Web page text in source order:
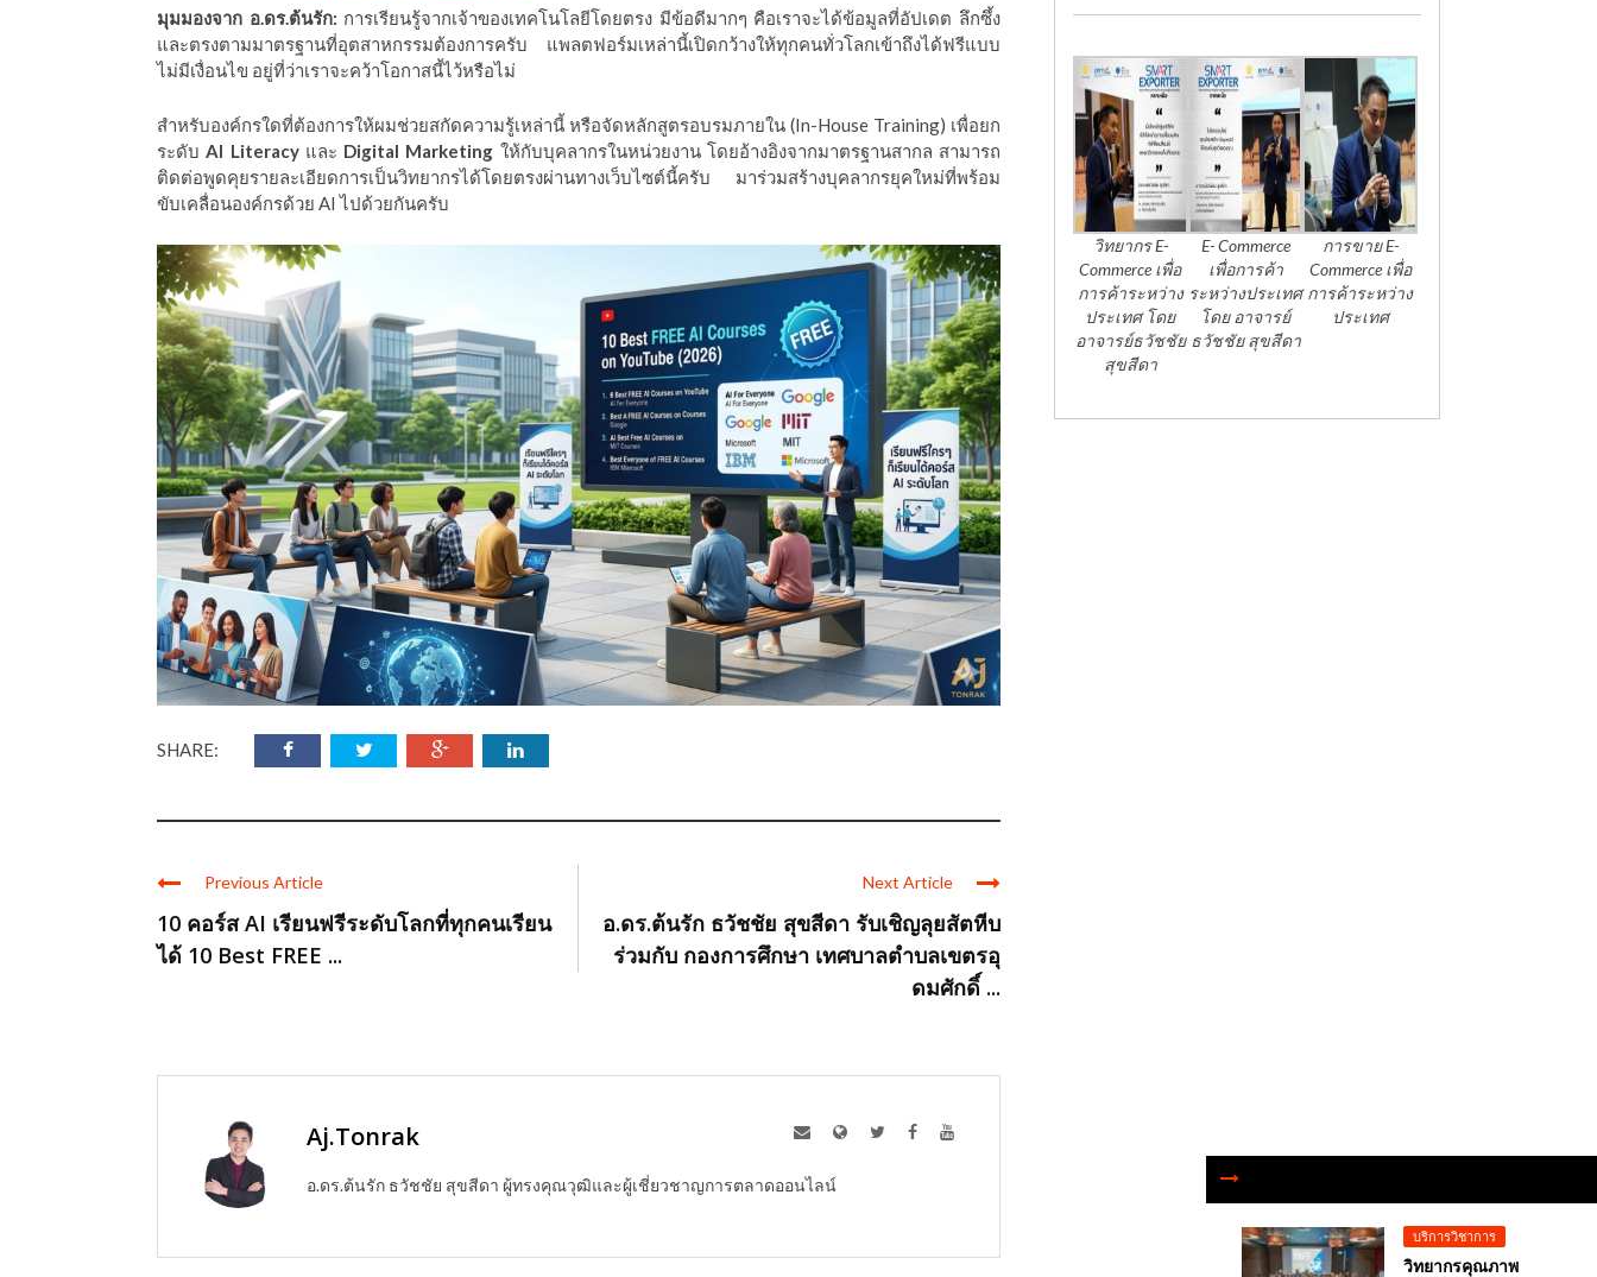
มุมมองจาก อ.ดร.ต้นรัก: การเรียนรู้จากเจ้าของเทคโนโลยีโดยตรง มีข้อดีมากๆ คือเราจะได้ข้อมูลที่อัปเดต ลึกซึ้ง
และตรงตามมาตรฐานที่อุตสาหกรรมต้องการครับ แพลตฟอร์มเหล่านี้เปิดกว้างให้ทุกคนทั่วโลกเข้าถึงได้ฟรีแบบ
ไม่มีเงื่อนไข อยู่ที่ว่าเราจะคว้าโอกาสนี้ไว้หรือไม่
สำหรับองค์กรใดที่ต้องการให้ผมช่วยสกัดความรู้เหล่านี้ หรือจัดหลักสูตรอบรมภายใน (In-House Training) เพื่อยก
ระดับAI Literacyและ Digital Marketing ให้กับบุคลากรในหน่วยงาน โดยอ้างอิงจากมาตรฐานสากล สามารถ
ติดต่อพูดคุยรายละเอียดการเป็นวิทยากรได้โดยตรงผ่านทางเว็บไซต์นี้ครับ มาร่วมสร้างบุคลากรยุคใหม่ที่พร้อม
ขับเคลื่อนองค์กรด้วย AI ไปด้วยกันครับ
SHARE:
Previous Article
10 คอร์ส AI เรียนฟรีระดับโลกที่ทุกคนเรียน
ได้ 10 Best FREE ...
Next Article
อ.ดร.ต้นรัก ธวัชชัย สุขสีดา รับเชิญลุยสัตหีบ
ร่วมกับ กองการศึกษา เทศบาลตำบลเขตรอุ
ดมศักดิ์ ...
Aj.Tonrak
อ.ดร.ต้นรัก ธวัชชัย สุขสีดา ผู้ทรงคุณวุฒิและผู้เชี่ยวชาญการตลาดออนไลน์
บริการวิชาการ
วิทยากรคุณภาพ
วิทยากร E-
Commerce เพื่อ
การค้าระหว่าง
ประเทศ โดย
อาจารย์ธวัชชัย
สุขสีดา
E- Commerce
เพื่อการค้า
ระหว่างประเทศ
โดย อาจารย์
ธวัชชัย สุขสีดา
การขาย E-
Commerce เพื่อ
การค้าระหว่าง
ประเทศ